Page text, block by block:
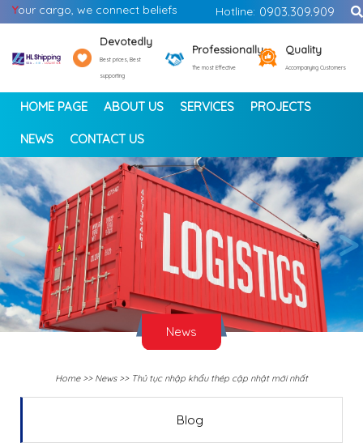
Your cargo, we connect beliefs Hotline: 0903.309.909
Devotedly
Best prices, Best
supporting
Professionally
The most Effective
Quality
Accompanying Customers
HOME PAGE ABOUT US SERVICES PROJECTS
NEWS CONTACT US
< >
News
Home>> News>> Thủ tục nhập khẩu thép cập nhật mới nhất
Blog